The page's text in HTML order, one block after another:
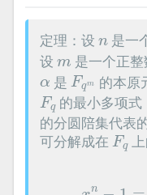
定理：设n
n 是一
设m
m 是一个正
α
α 是Fqm
Fq m
的本原
Fq
Fq的最小多项式
的分圆陪集代表
可分解成在Fq
Fq
n